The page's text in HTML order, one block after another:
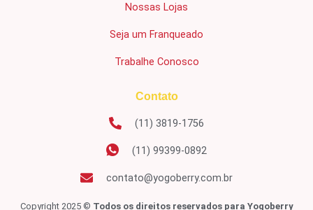
Nossas Lojas
Seja um Franqueado
Trabalhe Conosco
Contato
(11) 3819-1756
(11) 99399-0892
contato@yogoberry.com.br
Copyright 2025 © Todos os direitos reservados para Yogoberry